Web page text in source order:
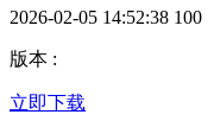
2026-02-05 14:52:38 100
版本 :
立即下载